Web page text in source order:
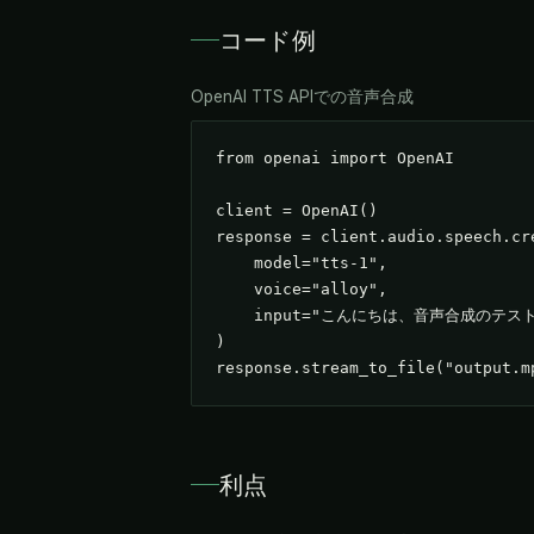
コード例
OpenAI TTS APIでの音声合成
from openai import OpenAI
client = OpenAI()
response =
    model="tts-1",
    voice="alloy",
input="こんにちは、音声合成のテス
)
利点